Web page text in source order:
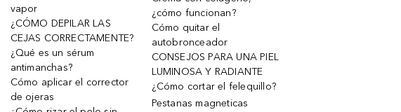
vapor
¿CÓMO DEPILAR LAS
CEJAS CORRECTAMENTE?
¿Qué es un sérum
antimanchas?
Cómo aplicar el corrector
de ojeras
¿cómo funcionan?
Cómo quitar el
autobronceador
CONSEJOS PARA UNA PIEL
LUMINOSA Y RADIANTE
¿Cómo cortar el felequillo?
Pestanas magneticas